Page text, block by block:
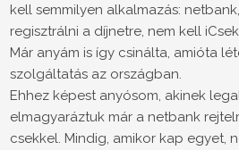
kell semmilyen alkalmazás:
regisztrálni a díjnetre, nem kell
Már anyám is így csinálta, amióta
szolgáltatás az országban.
Ehhez képest anyósom, akinek
elmagyaráztuk már a netbank
csekkel. Mindig, amikor kap egyet,